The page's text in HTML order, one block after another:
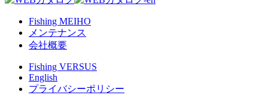
Fishing MEIHO
メンテナンス
会社概要
Fishing VERSUS
English
プライバシーポリシー